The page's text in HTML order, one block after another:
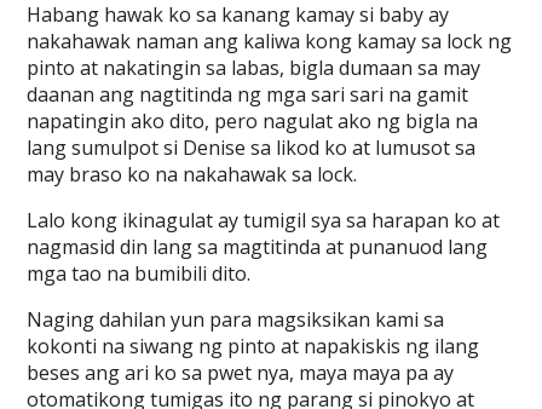
Habang hawak ko sa kanang kamay si baby ay
nakahawak naman ang kaliwa kong kamay sa lock ng
pinto at nakatingin sa labas, bigla dumaan sa may
daanan ang nagtitinda ng mga sari sari na gamit
napatingin ako dito, pero nagulat ako ng bigla na
lang sumulpot si Denise sa likod ko at lumusot sa
may braso ko na nakahawak sa lock.
Lalo kong ikinagulat ay tumigil sya sa harapan ko at
nagmasid din lang sa magtitinda at punanuod lang
mga tao na bumibili dito.
Naging dahilan yun para magsiksikan kami sa
kokonti na siwang ng pinto at napakiskis ng ilang
beses ang ari ko sa pwet nya, maya maya pa ay
otomatikong tumigas ito ng parang si pinokyo at